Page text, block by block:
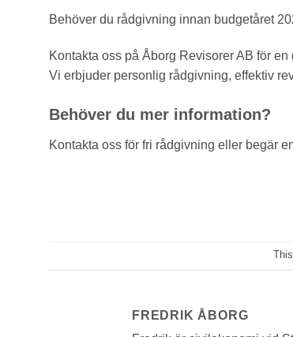
Behöver du rådgivning innan budgetåret
Kontakta oss på Åborg Revisorer AB för
Vi erbjuder personlig rådgivning, effektiv
Behöver du mer information?
Kontakta oss för fri rådgivning eller begär
FREDRIK ÅBORG